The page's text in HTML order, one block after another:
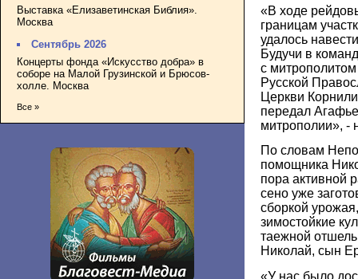
Выставка «Елизаветинская Библия».
Москва
Сентябрь 2026
Концерты фонда «Искусство добра» в
соборе на Малой Грузинской и Брюсов-
холле. Москва
Все »
«В ходе
границам
удалось
Будучи в
с
Русской
Церкви
передал
митрополии», -
По словам
помощника
пора активной
сено уже
сборкой
зимостойкие
таежной
Николай, сын
«У нас было